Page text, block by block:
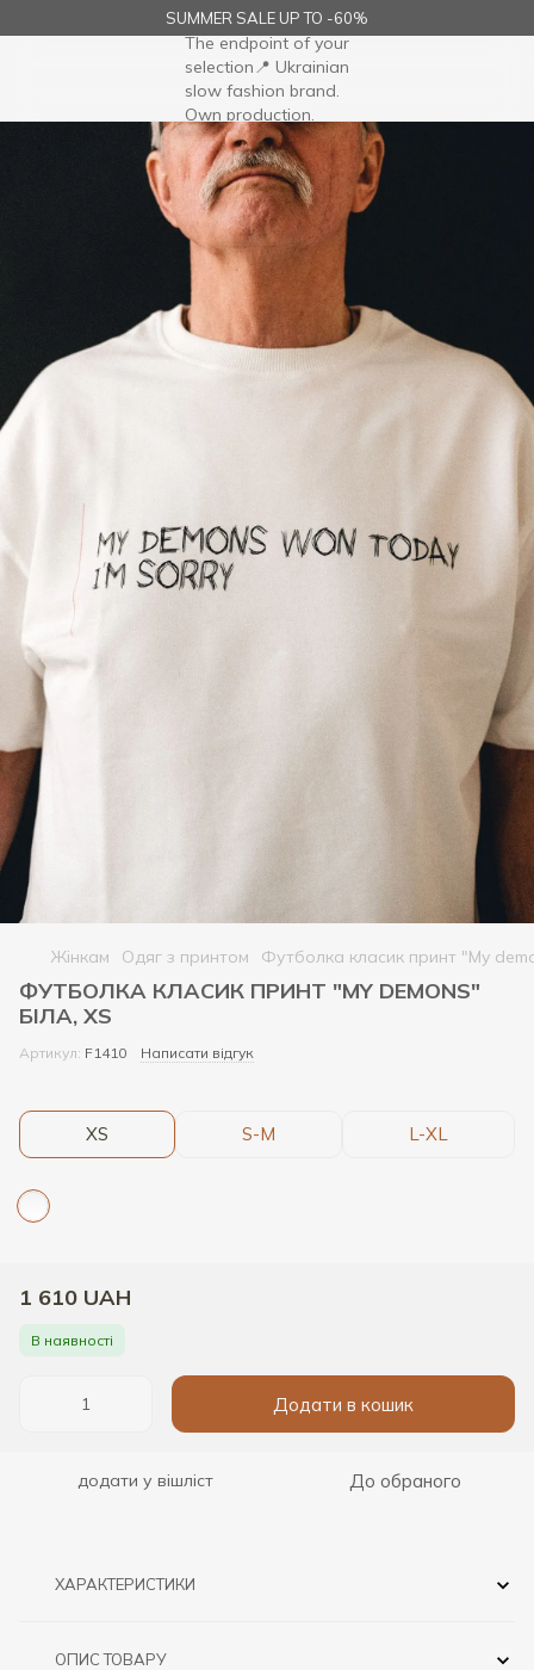
SUMMER SALE UP TO -60%
Жінкам Одяг з принтом Футболка класик принт "My
ФУТБОЛКА КЛАСИК ПРИНТ "MY DEMONS"
БІЛА, XS
Артикул: F1410 Написати відгук
XS S-M L-XL
В наявності
1 610 UAH
Додати в кошик
додати у вішліст До обраного
ХАРАКТЕРИСТИКИ
ОПИС ТОВАРУ